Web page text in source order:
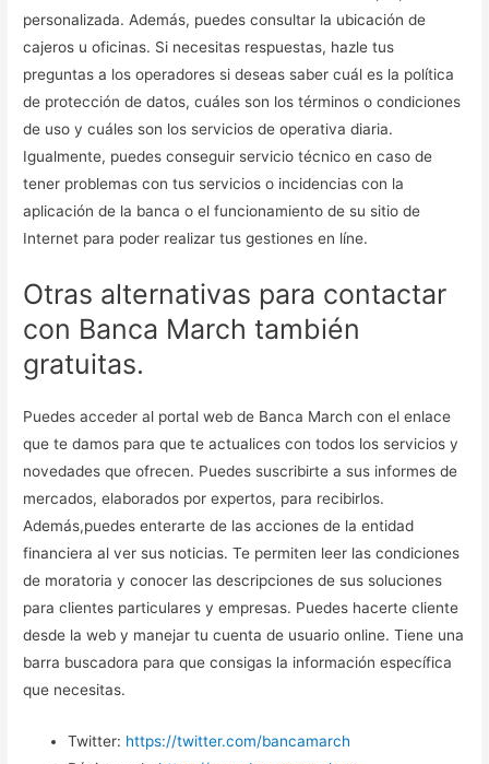
personalizada. Además, puedes consultar la ubicación de
cajeros u oficinas. Si necesitas respuestas, hazle tus
preguntas a los operadores si deseas saber cuál es la política
de protección de datos, cuáles son los términos o condiciones
de uso y cuáles son los servicios de operativa diaria.
Igualmente, puedes conseguir servicio técnico en caso de
tener problemas con tus servicios o incidencias con la
aplicación de la banca o el funcionamiento de su sitio de
Internet para poder realizar tus gestiones en líne.
Otras alternativas para contactar
con Banca March también
gratuitas.
Puedes acceder al portal web de Banca March con el enlace
que te damos para que te actualices con todos los servicios y
novedades que ofrecen. Puedes suscribirte a sus informes de
mercados, elaborados por expertos, para recibirlos.
Además,puedes enterarte de las acciones de la entidad
financiera al ver sus noticias. Te permiten leer las condiciones
de moratoria y conocer las descripciones de sus soluciones
para clientes particulares y empresas. Puedes hacerte cliente
desde la web y manejar tu cuenta de usuario online. Tiene una
barra buscadora para que consigas la información específica
que necesitas.
Twitter: https://twitter.com/bancamarch